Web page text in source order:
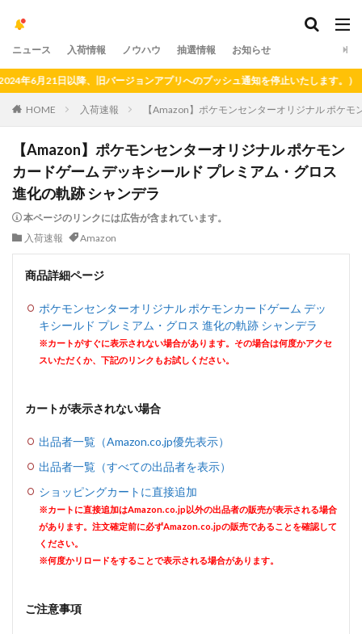
ニュース 入荷情報 ノウハウ 抽選情報 お知らせ
21日以降、旧バージョンアプリへのプッシュ通知を停止いたします。）
HOME 入荷速報 【Amazon】ポケモンセンターオリジナル ポケ
【Amazon】ポケモンセンターオリジナル ポケモン
カードゲーム デッキシールド プレミアム・グロス
進化の軌跡 シャンデラ
本ページのリンクには広告が含まれています。
入荷速報
Amazon
商品詳細ページ
ポケモンセンターオリジナル ポケモンカードゲーム デッ
キシールド プレミアム・グロス 進化の軌跡 シャンデラ
※カートがすぐに表示されない場合があります。その場合は何度かアクセ
スいただくか、下記のリンクもお試しください。
カートが表示されない場合
出品者一覧（Amazon.co.jp優先表示）
出品者一覧（すべての出品者を表示）
ショッピングカートに直接追加
※カートに直接追加はAmazon.co.jp以外の出品者の販売が表示される場合
があります。注文確定前に必ずAmazon.co.jpの販売であることを確認して
ください。
※何度かリロードをすることで表示される場合があります。
ご注意事項